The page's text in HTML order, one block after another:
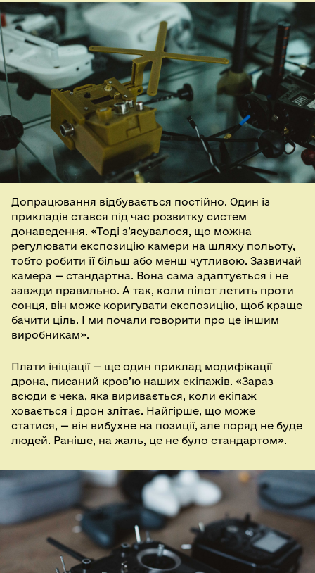
Допрацювання відбувається постійно. Один із
прикладів стався під час розвитку систем
донаведення. «Тоді з’ясувалося, що можна
регулювати експозицію камери на шляху польоту,
тобто робити її більш або менш чутливою. Зазвичай
камера — стандартна. Вона сама адаптується і не
завжди правильно. А так, коли пілот летить проти
сонця, він може коригувати експозицію, щоб краще
бачити ціль. І ми почали говорити про це іншим
виробникам».
Плати ініціації — ще один приклад модифікації
дрона, писаний кров’ю наших екіпажів. «Зараз
всюди є чека, яка виривається, коли екіпаж
ховається і дрон злітає. Найгірше, що може
статися, — він вибухне на позиції, але поряд не буде
людей. Раніше, на жаль, це не було стандартом».